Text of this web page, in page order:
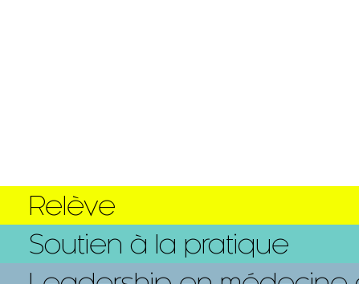
Relève
Soutien à la pratique